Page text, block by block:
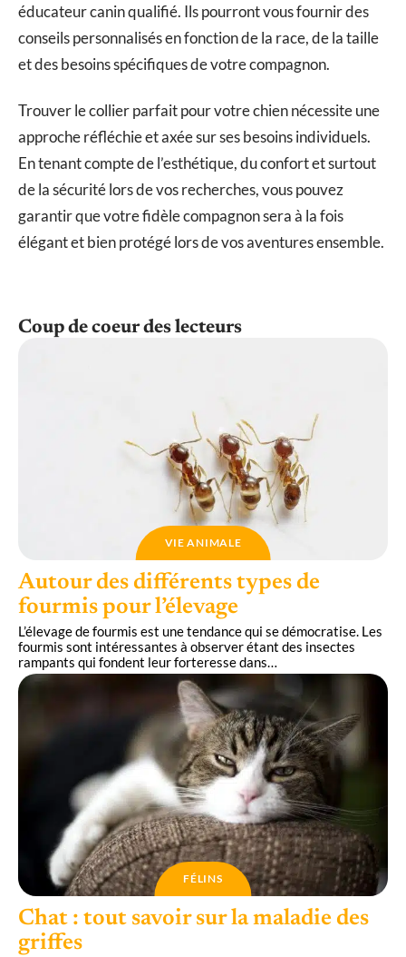
éducateur canin qualifié. Ils pourront vous fournir des
conseils personnalisés en fonction de la race, de la taille
et des besoins spécifiques de votre compagnon.
Trouver le collier parfait pour votre chien nécessite une
approche réfléchie et axée sur ses besoins individuels.
En tenant compte de l’esthétique, du confort et surtout
de la sécurité lors de vos recherches, vous pouvez
garantir que votre fidèle compagnon sera à la fois
élégant et bien protégé lors de vos aventures ensemble.
Coup de coeur des lecteurs
VIE ANIMALE
Autour des différents types de
fourmis pour l’élevage
L’élevage de fourmis est une tendance qui se démocratise. Les
fourmis sont intéressantes à observer étant des insectes
rampants qui fondent leur forteresse dans…
FÉLINS
Chat : tout savoir sur la maladie des
griffes